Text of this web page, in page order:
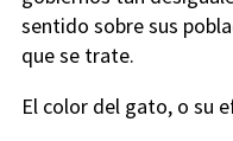
sentido sobre sus
que se trate.
El color del gato, o su